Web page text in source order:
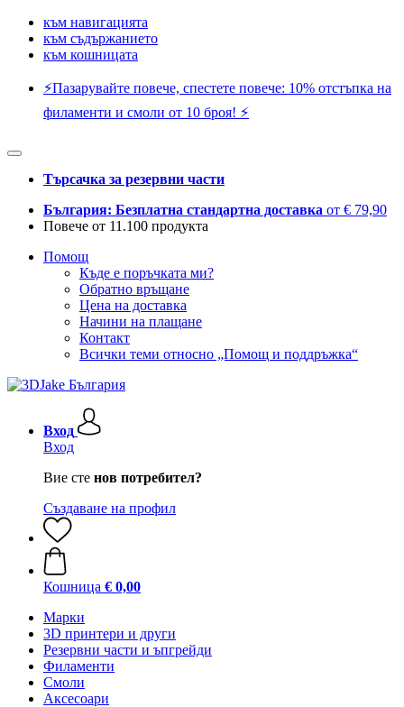
към навигацията
към съдържанието
към кошницата
⚡️Пазарувайте повече, спестете повече: 10% отстъпка на
филаменти и смоли от 10 броя! ⚡️
Търсачка за резервни части
България: Безплатна стандартна доставка от € 79,90
Повече от 11.100 продукта
Помощ
Къде е поръчката ми?
Обратно връщане
Цена на доставка
Начини на плащане
Контакт
Всички теми относно „Помощ и поддръжка“
Вход
Вход
Вие сте нов потребител?
Създаване на профил
Кошница € 0,00
Mарки
3D принтери и други
Резервни части и ъпгрейди
Филаменти
Смоли
Аксесоари